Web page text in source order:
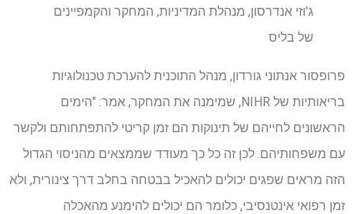
ג'וזי אנדרסון, מנהלת המדיניות, המחקר והקמפיינים
של בליס
פרופסור אנתוני גורדון, מנהל התוכנית להערכת טכנולוגיות
בריאותיות של NIHR, שמימנה את המחקר, אמר: "הימים
הראשונים לחייהם של תינוקות הם זמן קריטי להתפתחותם ולקשר
עם משפחותיהם. לכן זה כל כך מעודד שממצאים מהניסוי הגדול
הזה מראים שפגים יכולים להאכיל בבטחה בחלב דרך צינורית, ולא
זמן רפואי אינטנסיבי, כלומר הם יכולים להימנע מהאכלה